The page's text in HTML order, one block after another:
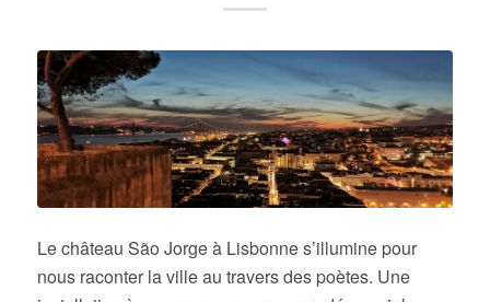
Le château São Jorge à Lisbonne s’illumine pour
nous raconter la ville au travers des poètes. Une